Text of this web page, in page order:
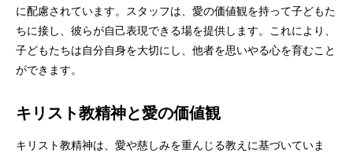
に配慮されています。スタッフは、愛の価値観を持って子どもた
ちに接し、彼らが自己表現できる場を提供します。これにより、
子どもたちは自分自身を大切にし、他者を思いやる心を育むこと
ができます。
キリスト教精神と愛の価値観
キリスト教精神は、愛や慈しみを重んじる教えに基づいていま